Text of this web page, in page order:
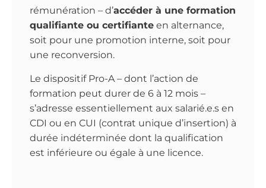
rémunération – d’accéder à une formation
qualifiante ou certifiante en alternance,
soit pour une promotion interne, soit pour
une reconversion.
Le dispositif Pro-A – dont l’action de
formation peut durer de 6 à 12 mois –
s’adresse essentiellement aux salarié.e.s en
CDI ou en CUI (contrat unique d’insertion) à
durée indéterminée dont la qualification
est inférieure ou égale à une licence.